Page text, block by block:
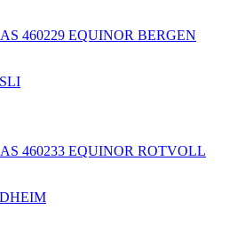
460229 EQUINOR BERGEN
460233 EQUINOR ROTVOLL